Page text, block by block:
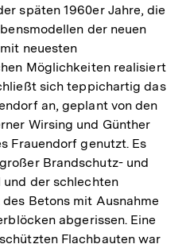
späten 1960er Jahre, die
der neuen
neuesten
Möglichkeiten realisiert
sich teppichartig das
an, geplant von den
Wirsing und Günther
Frauendorf genutzt. Es
Brandschutz- und
der schlechten
Betons mit Ausnahme
abgerissen. Eine
Flachbauten war